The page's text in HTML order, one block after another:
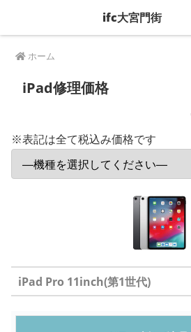
ホーム
iPad修理価格
※表記は全て税込み価格です
iPad Pro 11inch(第1世代)
ifc大宮門街